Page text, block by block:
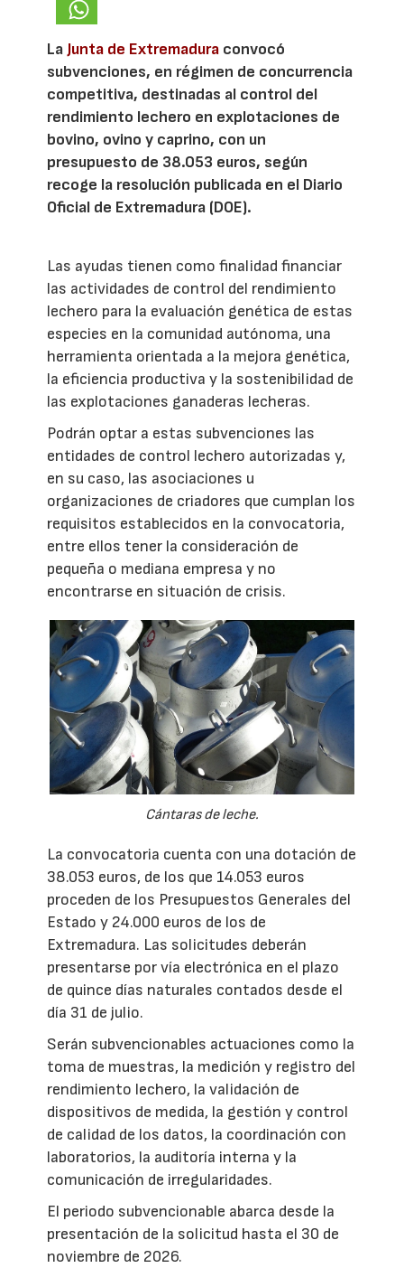
La Junta de Extremadura convocó
subvenciones, en régimen de concurrencia
competitiva, destinadas al control del
rendimiento lechero en explotaciones de
bovino, ovino y caprino, con un
presupuesto de 38.053 euros, según
recoge la resolución publicada en el Diario
Oficial de Extremadura (DOE).
Las ayudas tienen como finalidad financiar
las actividades de control del rendimiento
lechero para la evaluación genética de estas
especies en la comunidad autónoma, una
herramienta orientada a la mejora genética,
la eficiencia productiva y la sostenibilidad de
las explotaciones ganaderas lecheras.
Podrán optar a estas subvenciones las
entidades de control lechero autorizadas y,
en su caso, las asociaciones u
organizaciones de criadores que cumplan los
requisitos establecidos en la convocatoria,
entre ellos tener la consideración de
pequeña o mediana empresa y no
encontrarse en situación de crisis.
Cántaras de leche.
La convocatoria cuenta con una dotación de
38.053 euros, de los que 14.053 euros
proceden de los Presupuestos Generales del
Estado y 24.000 euros de los de
Extremadura. Las solicitudes deberán
presentarse por vía electrónica en el plazo
de quince días naturales contados desde el
día 31 de julio.
Serán subvencionables actuaciones como la
toma de muestras, la medición y registro del
rendimiento lechero, la validación de
dispositivos de medida, la gestión y control
de calidad de los datos, la coordinación con
laboratorios, la auditoría interna y la
comunicación de irregularidades.
El periodo subvencionable abarca desde la
presentación de la solicitud hasta el 30 de
noviembre de 2026.